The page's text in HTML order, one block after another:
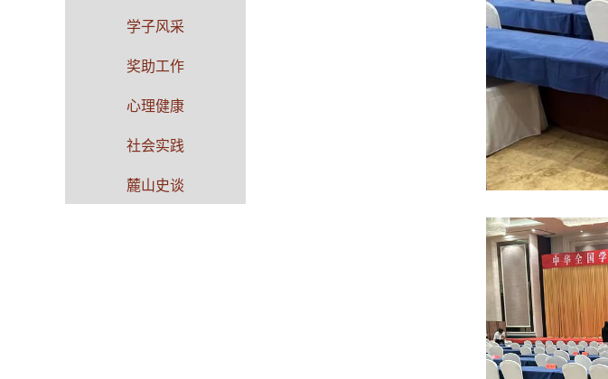
学子风采
奖助工作
心理健康
社会实践
麓山史谈